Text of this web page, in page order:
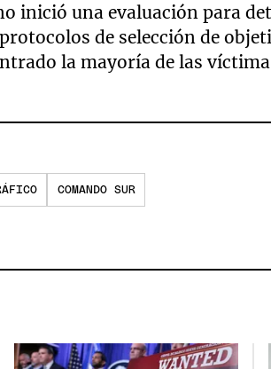
inició una evaluación para
de selección de
la mayoría de las
COMANDO SUR